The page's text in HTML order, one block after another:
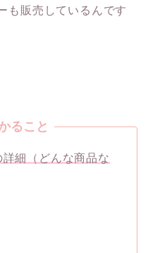
も販売しているんです
詳細（どんな商品な